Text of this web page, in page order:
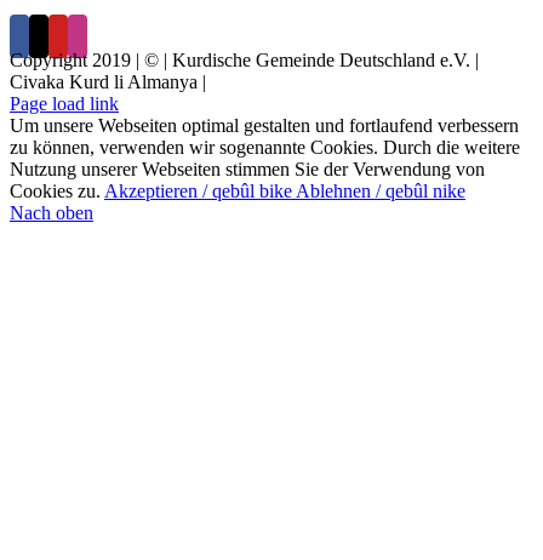
Copyright 2019 | © | Kurdische Gemeinde Deutschland e.V. |
Civaka Kurd li Almanya |
Page load link
Um unsere Webseiten optimal gestalten und fortlaufend verbessern
zu können, verwenden wir sogenannte Cookies. Durch die weitere
Nutzung unserer Webseiten stimmen Sie der Verwendung von
Cookies zu. Akzeptieren / qebûl bikeAblehnen / qebûl nike
Nach oben